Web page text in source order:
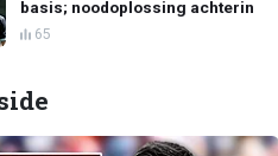
basis; noodoplossing achterin
65